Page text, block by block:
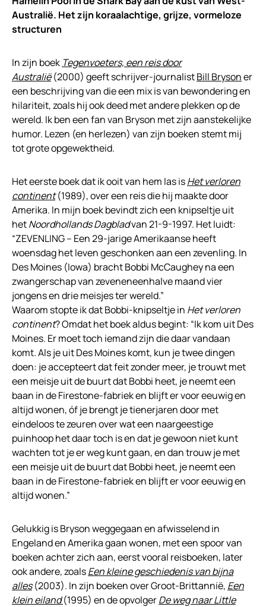
Australië. Het zijn koraalachtige, grijze, vormeloze
structuren
In zijn boek Tegenvoeters, een reis door
Australië(2000) geeft schrijver-journalistBill Brysoner
een beschrijving van die een mix is van bewondering en
hilariteit, zoals hij ook deed met andere plekken op de
wereld. Ik ben een fan van Bryson met zijn aanstekelijke
humor. Lezen (en herlezen) van zijn boeken stemt mij
tot grote opgewektheid.
Het eerste boek dat ik ooit van hem las isHet verloren
continent(1989), over een reis die hij maakte door
Amerika. In mijn boek bevindt zich een knipseltje uit
hetNoordhollands Dagbladvan 21-9-1997. Het luidt:
“ZEVENLING – Een 29-jarige Amerikaanse heeft
woensdag het leven geschonken aan een zevenling. In
Des Moines (Iowa) bracht Bobbi McCaughey na een
zwangerschap van zeveneneenhalve maand vier
jongens en drie meisjes ter wereld.”
Waarom stopte ik dat Bobbi-knipseltje in Het verloren
continent? Omdat het boek aldus begint: “Ik kom uit Des
Moines. Er moet toch iemand zijn die daar vandaan
komt. Als je uit Des Moines komt, kun je twee dingen
doen: je accepteert dat feit zonder meer, je trouwt met
een meisje uit de buurt dat Bobbi heet, je neemt een
baan in de Firestone-fabriek en blijft er voor eeuwig en
altijd wonen, óf je brengt je tienerjaren door met
eindeloos te zeuren over wat een naargeestige
puinhoop het daar toch is en dat je gewoon niet kunt
wachten tot je er weg kunt gaan, en dan trouw je met
een meisje uit de buurt dat Bobbi heet, je neemt een
baan in de Firestone-fabriek en blijft er voor eeuwig en
altijd wonen.”
Gelukkig is Bryson weggegaan en afwisselend in
Engeland en Amerika gaan wonen, met een spoor van
boeken achter zich aan, eerst vooral reisboeken, later
ook andere, zoalsEen kleine geschiedenis van bijna
alles(2003). In zijn boeken over Groot-Brittannië, Een
klein eiland(1995) en de opvolgerDe weg naar Little